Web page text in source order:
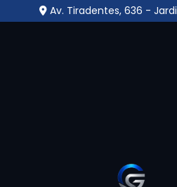
Av. Tiradentes, 636 -
serviço de